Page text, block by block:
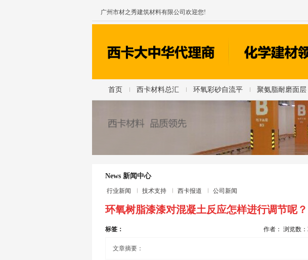
广州市材之秀建筑材料有限公司欢迎您!
首页 西卡材料总汇 环氧彩砂自流平 聚氨脂耐磨面层
News 新闻中心
行业新闻 技术支持 西卡报道 公司新闻
环氧树脂漆漆对混凝土反应怎样进行调节呢？
标签： 作者： 浏览数：
文章摘要：